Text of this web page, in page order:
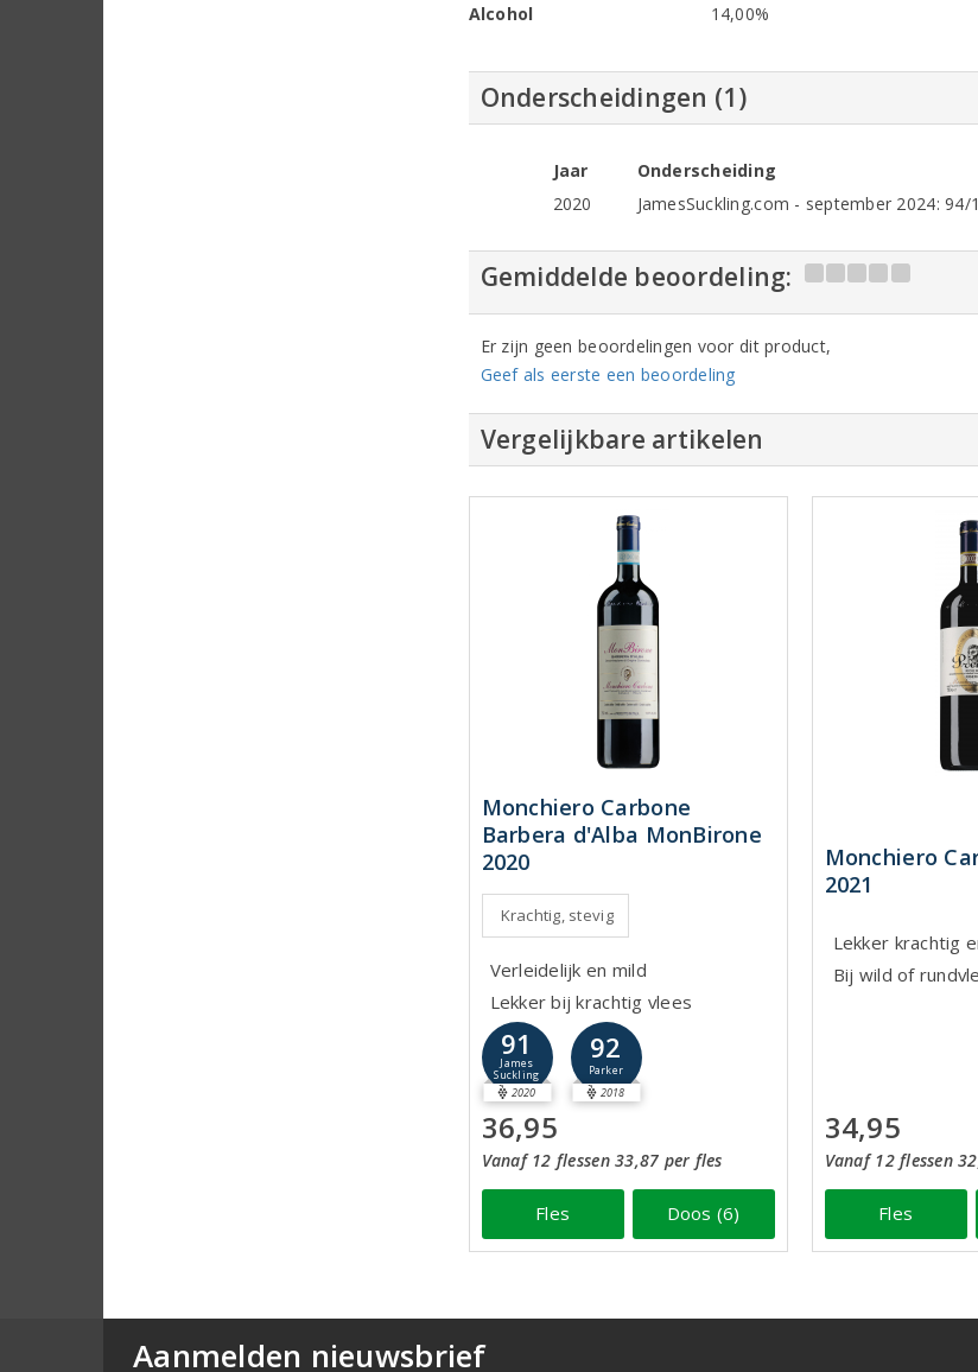
Alcohol
14,00%
Onderscheidingen (1)
Jaar
Onderscheiding
2020
JamesSuckling.com - september 2024:
Gemiddelde beoordeling:
Er zijn geen beoordelingen voor dit product,
Geef als eerste een beoordeling
Vergelijkbare artikelen
Monchiero Carbone
Barbera d'Alba MonBirone
2020
Krachtig, stevig
Verleidelijk en mild
Lekker bij krachtig vlees
91
James
Suckling
2020
92
Parker
2018
36,95
Vanaf 12 flessen 33,87 per fles
Fles Doos (6)
Monchiero
2021
Lekker krachtig
Bij wild of
34,95
Vanaf 12 flessen
Fles
Aanmelden nieuwsbrief